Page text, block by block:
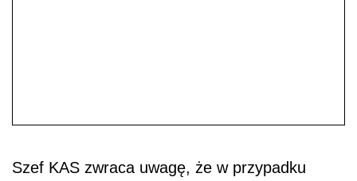
Szef KAS zwraca uwagę, że w przypadku